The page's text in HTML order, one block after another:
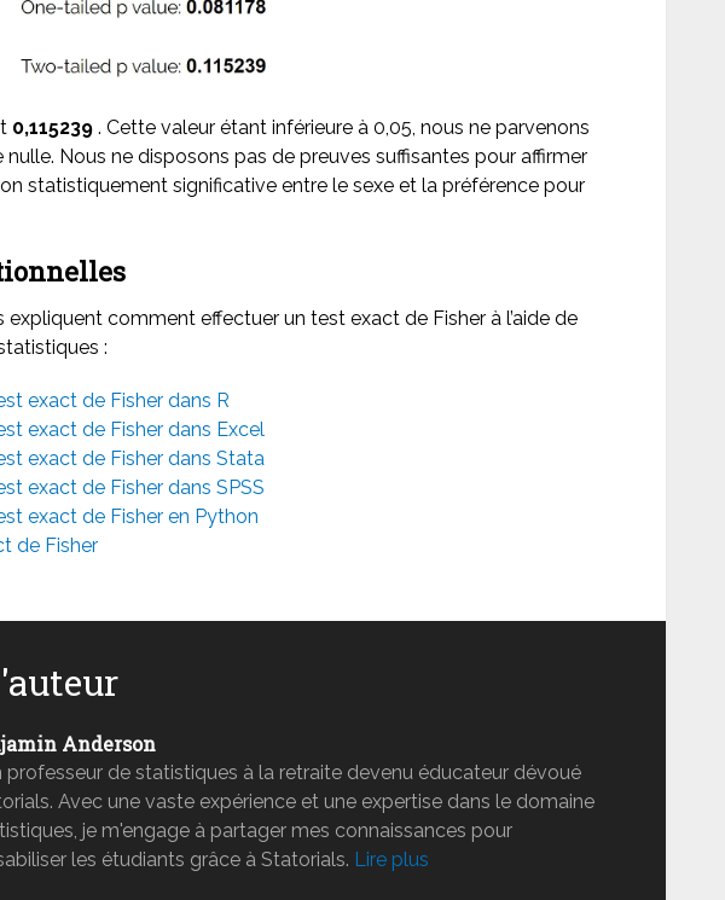
0,115239 . Cette valeur étant inférieure à 0,05, nous ne parvenons
nulle. Nous ne disposons pas de preuves suffisantes pour affirmer
statistiquement significative entre le sexe et la préférence pour
comment effectuer un test exact de Fisher à l’aide de
:
exact de Fisher dans R
exact de Fisher dans Excel
exact de Fisher dans Stata
exact de Fisher dans SPSS
exact de Fisher en Python
de Fisher
Anderson
professeur de statistiques à la retraite devenu éducateur dévoué
Avec une vaste expérience et une expertise dans le domaine
je m'engage à partager mes connaissances pour
les étudiants grâce à Statorials. Lire plus